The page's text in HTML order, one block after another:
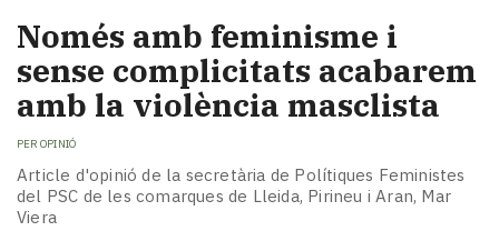
Només amb feminisme i
sense complicitats acabarem
amb la violència masclista
PER OPINIÓ
Article d'opinió de la secretària de Polítiques Feministes
del PSC de les comarques de Lleida, Pirineu i Aran, Mar
Viera